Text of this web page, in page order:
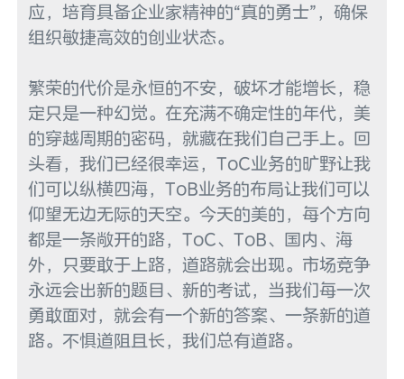
应，培育具备企业家精神的“真的勇士”，确保
组织敏捷高效的创业状态。
繁荣的代价是永恒的不安，破坏才能增长，稳
定只是一种幻觉。在充满不确定性的年代，美
的穿越周期的密码，就藏在我们自己手上。回
头看，我们已经很幸运，ToC业务的旷野让我
们可以纵横四海，ToB业务的布局让我们可以
仰望无边无际的天空。今天的美的，每个方向
都是一条敞开的路，ToC、ToB、国内、海
外，只要敢于上路，道路就会出现。市场竞争
永远会出新的题目、新的考试，当我们每一次
勇敢面对，就会有一个新的答案、一条新的道
路。不惧道阻且长，我们总有道路。